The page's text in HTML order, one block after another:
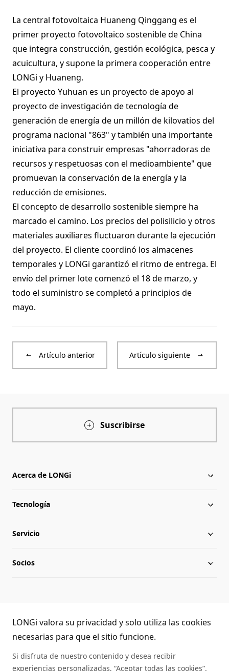
La central fotovoltaica Huaneng Qinggang es el
primer proyecto fotovoltaico sostenible de China
que integra construcción, gestión ecológica, pesca y
acuicultura, y supone la primera cooperación entre
LONGi y Huaneng.
El proyecto Yuhuan es un proyecto de apoyo al
proyecto de investigación de tecnología de
generación de energía de un millón de kilovatios del
programa nacional "863" y también una importante
iniciativa para construir empresas "ahorradoras de
recursos y respetuosas con el medioambiente" que
promuevan la conservación de la energía y la
reducción de emisiones.
El concepto de desarrollo sostenible siempre ha
marcado el camino. Los precios del polisilicio y otros
materiales auxiliares fluctuaron durante la ejecución
del proyecto. El cliente coordinó los almacenes
temporales y LONGi garantizó el ritmo de entrega. El
envío del primer lote comenzó el 18 de marzo, y
todo el suministro se completó a principios de
mayo.
Artículo anterior Artículo siguiente
Suscribirse
Acerca de LONGi
Acerca de LONGi
Hitos
Globalización
Sostenibilidad
Tecnología
Novedades
Servicio
Descargar
Aplicaciones
Socios
(+86) 4008 601012
LONGi valora su privacidad y solo utiliza las cookies
necesarias para que el sitio funcione.
Si disfruta de nuestro contenido y desea recibir
experiencias personalizadas, “Aceptar todas las cookies”.